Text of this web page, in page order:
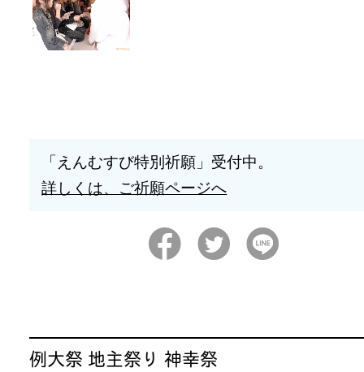
「えんむすび特別祈願」受付中。
詳しくは、ご祈願ページへ
例大祭 地主祭り 神幸祭